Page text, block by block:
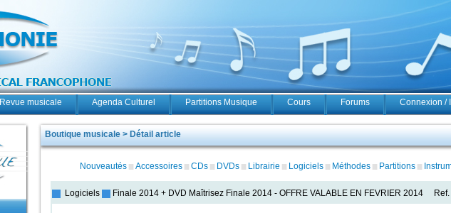
Revue musicale Agenda Culturel Partitions Musique Cours Forums Connexion /
Boutique musicale > Détail article
Nouveautés Accessoires CDs DVDs Librairie Logiciels Méthodes Partitions
Logiciels Finale 2014 + DVD Maîtrisez Finale 2014- OFFRE VALABLE EN FEVRIER 2014Ref.